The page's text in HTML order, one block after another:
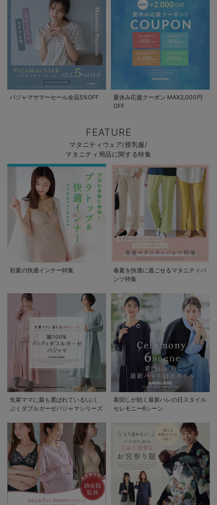
パジャマサマーセール全品5%OFF
夏休み応援クーポン MAX2,000円
OFF
FEATURE
マタニティウェア/授乳服/
マタニティ用品に関する特集
初夏の快適インナー特集
春夏を快適に過ごせるマタニティパ
ンツ特集
先輩ママに最も選ばれている!ぷく
ぷくダブルガーゼパジャマシリーズ
着回しが効く最新ハレの日スタイル
セレモニー6シーン